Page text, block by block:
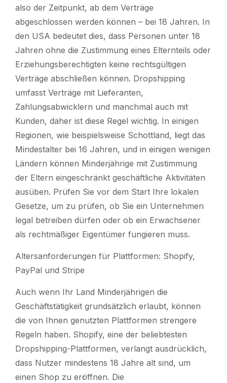
also der Zeitpunkt, ab dem Verträge
abgeschlossen werden können – bei 18 Jahren. In
den USA bedeutet dies, dass Personen unter 18
Jahren ohne die Zustimmung eines Elternteils oder
Erziehungsberechtigten keine rechtsgültigen
Verträge abschließen können. Dropshipping
umfasst Verträge mit Lieferanten,
Zahlungsabwicklern und manchmal auch mit
Kunden, daher ist diese Regel wichtig. In einigen
Regionen, wie beispielsweise Schottland, liegt das
Mindestalter bei 16 Jahren, und in einigen wenigen
Ländern können Minderjährige mit Zustimmung
der Eltern eingeschränkt geschäftliche Aktivitäten
ausüben. Prüfen Sie vor dem Start Ihre lokalen
Gesetze, um zu prüfen, ob Sie ein Unternehmen
legal betreiben dürfen oder ob ein Erwachsener
als rechtmäßiger Eigentümer fungieren muss.
Altersanforderungen für Plattformen: Shopify,
PayPal und Stripe
Auch wenn Ihr Land Minderjährigen die
Geschäftstätigkeit grundsätzlich erlaubt, können
die von Ihnen genutzten Plattformen strengere
Regeln haben. Shopify, eine der beliebtesten
Dropshipping-Plattformen, verlangt ausdrücklich,
dass Nutzer mindestens 18 Jahre alt sind, um
einen Shop zu eröffnen. Die